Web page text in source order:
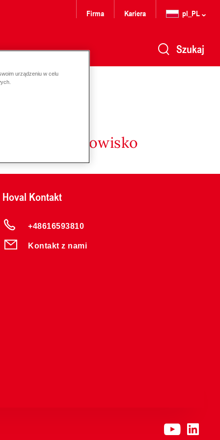
Firma Kariera pl_PL
Szukaj
i środowisko
Hoval Kontakt
+48616593810
Kontakt z nami
urządzeniu w celu